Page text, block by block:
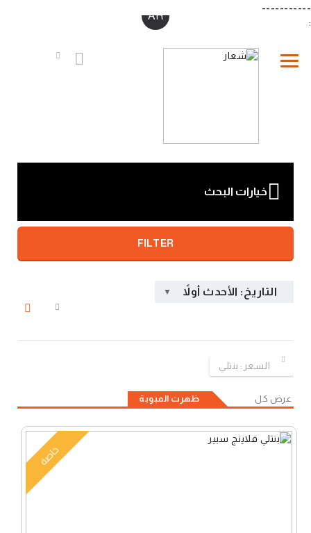
-----------
:
AR
خيارات البحث
FILTER
التاريخ: الأحدث أولاً
السعر: بنتلي
ظهرت المبوبة عرض كل
خاصة